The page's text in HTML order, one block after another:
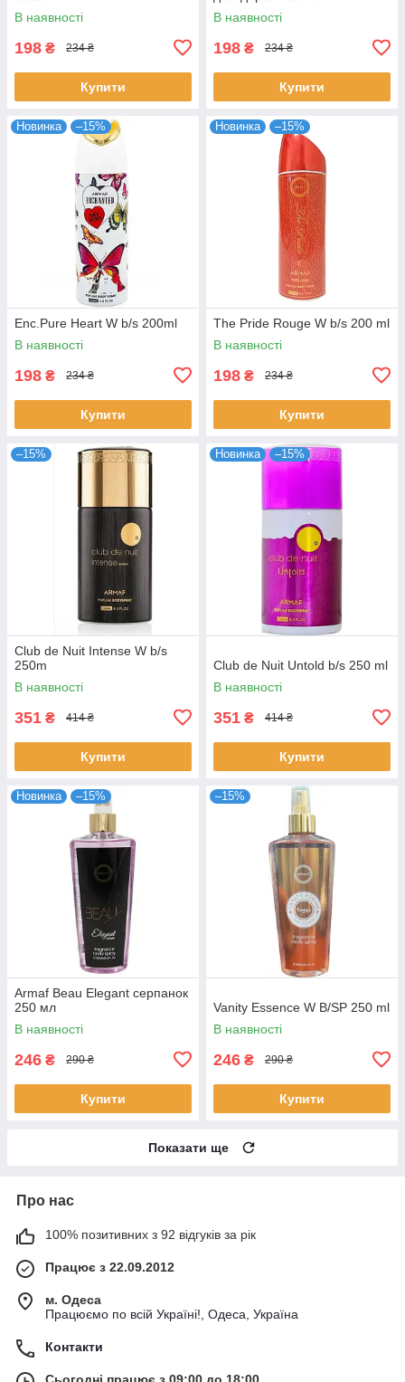
В наявності
198 ₴ 234 ₴
Купити
В наявності
198 ₴ 234 ₴
Купити
Новинка –15%
Enc.Pure Heart W b/s 200ml
В наявності
198 ₴ 234 ₴
Купити
Новинка –15%
The Pride Rouge W b/s 200 ml
В наявності
198 ₴ 234 ₴
Купити
–15%
Club de Nuit Intense W b/s
250m
В наявності
351 ₴ 414 ₴
Купити
Новинка –15%
Club de Nuit Untold b/s 250 ml
В наявності
351 ₴ 414 ₴
Купити
Новинка –15%
Armaf Beau Elegant серпанок
250 мл
В наявності
246 ₴ 290 ₴
Купити
–15%
Vanity Essence W B/SP 250 ml
В наявності
246 ₴ 290 ₴
Купити
Показати ще
Про нас
100% позитивних з 92 відгуків за рік
Працює з 22.09.2012
м. Одеса
Працюємо по всій Україні!, Одеса, Україна
Контакти